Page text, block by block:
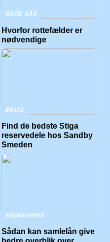
GODE RÅD
Hvorfor rottefælder er
nødvendige
BOLIG
Find de bedste Stiga
reservedele hos Sandby
Smeden
RÅDGIVNING
Sådan kan samlelån give